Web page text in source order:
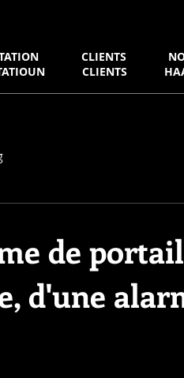
CLIENTS
CLIENTS
de
d'une